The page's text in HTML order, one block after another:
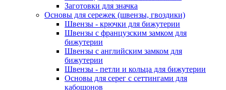
Заготовки для значка
Основы для сережек (швензы, гвоздики)
Швензы - крючки для бижутерии
Швензы с французским замком для
бижутерии
Швензы с английским замком для
бижутерии
Швензы - петли и кольца для бижутерии
Основы для серег с сеттингами для
кабошонов